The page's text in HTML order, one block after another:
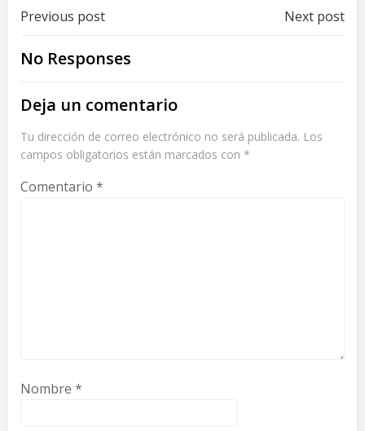
Post
navigation
Previous post Next post
No Responses
Deja un comentario
Tu dirección de correo electrónico no será publicada. Los
campos obligatorios están marcados con *
Comentario *
Nombre *